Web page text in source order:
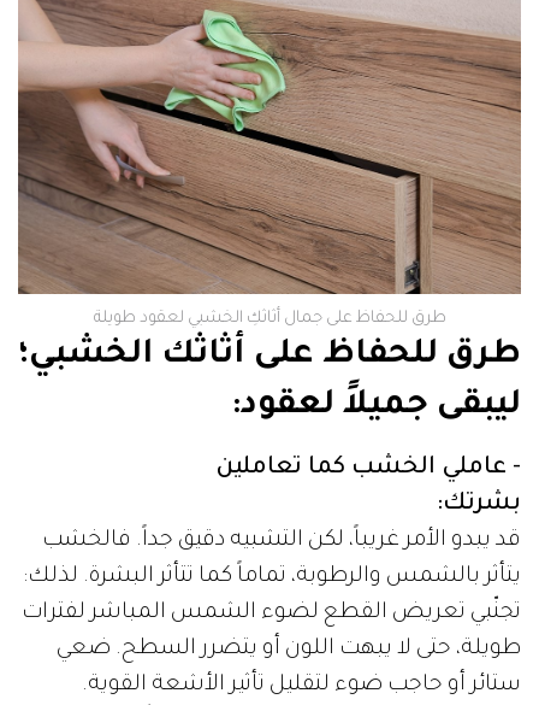
طرق للحفاظ على جمال أثاثكِ الخشبي لعقود طويلة
طرق للحفاظ على أثاثك الخشبي؛
ليبقى جميلاً لعقود:
- عاملي الخشب كما تعاملين
بشرتك:
قد يبدو الأمر غريباً، لكن التشبيه دقيق جداً. فالخشب
يتأثر بالشمس والرطوبة، تماماً كما تتأثر البشرة. لذلك:
تجنّبي تعريض القطع لضوء الشمس المباشر لفترات
طويلة، حتى لا يبهت اللون أو يتضرر السطح. ضعي
ستائر أو حاجب ضوء لتقليل تأثير الأشعة القوية.